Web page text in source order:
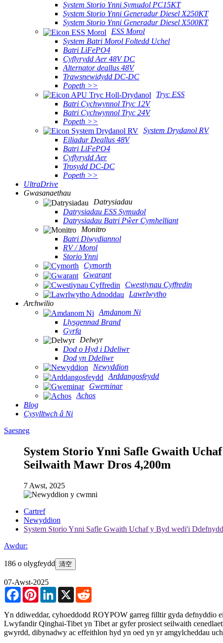
System Storio Ynni Symudol PC15KT
System Storio Ynni Generadur Diesel X250KT
System Storio Ynni Generadur Diesel X500KT
ESS Morol
System Batri Morol Foltedd Uchel
Batri LiFePO4
Cyflyrydd Aer 48V DC
Alternator deallus 48V
Trawsnewidydd DC-DC
Popeth >>
Tryc ESS
Batri Cychwynnol Tryc 12V
Batri Cychwynnol Tryc 24V
Popeth >>
System Drydanol RV
Eiliadur Deallus 48V
Batri LiFePO4
Cyflyrydd Aer
Trosydd DC-DC
Popeth >>
UltraDrive
Gwasanaethau
Datrysiadau
Datrysiadau ESS Symudol
Datrysiadau Batri Pŵer Cymhelliant
Monitro
Batri Diwydiannol
RV / Morol
Storio Ynni
Cymorth
Gwarant
Cwestiynau Cyffredin
Lawrlwytho
Archwilio
Amdanom Ni
Llysgennad Brand
Gyrfa
Delwyr
Dod o Hyd i Ddeliwr
Dod yn Ddeliwr
Newyddion
Arddangosfeydd
Gweminar
Achos
Blog
Cysylltwch â Ni
Saesneg
System Storio Ynni Safle Gwaith
Seilwaith Mawr Dros 4,200m
7 Awst, 2025
Cartref
Newyddion
System Storio Ynni Safle Gwaith Uchaf y Byd wedi'i
Awdur:
186 o olygfeydd 清空
07-Awst-2025
FacebookPinterestLinkedIn
X
Yn ddiweddar, cyhoeddodd ROYPOW garreg filltir gyda defnyddio
Lwyfandir Qinghai-Tibet yn Tibet ar gyfer prosiect seilwaith
gwyrdd, dibynadwy ac effeithlon hyd yn oed yn yr amgylcheddau